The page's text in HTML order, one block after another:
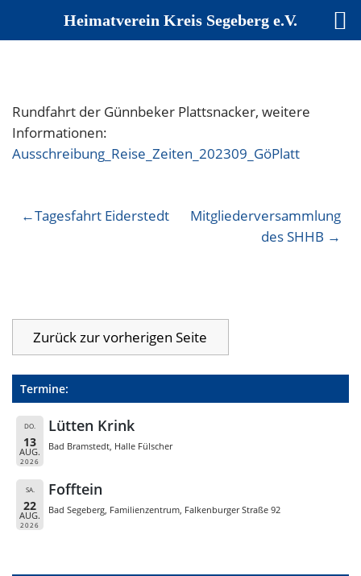
Rundfahrt der Günnbeker Plattsnacker, weitere
Informationen:
Ausschreibung_Reise_Zeiten_202309_GöPlatt
Beitragsnavigation
Tagesfahrt Eiderstedt
Mitgliederversammlung
des SHHB
Termine:
DO.
13
AUG.
2026
Lütten Krink
Bad Bramstedt, Halle Fülscher
SA.
22
AUG.
2026
Fofftein
Bad Segeberg, Familienzentrum, Falkenburger Straße 92
Heimatverein Kreis Segeberg e.V.